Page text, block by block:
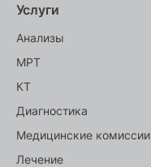
Услуги
Анализы
МРТ
КТ
Диагностика
Медицинские комиссии
Лечение